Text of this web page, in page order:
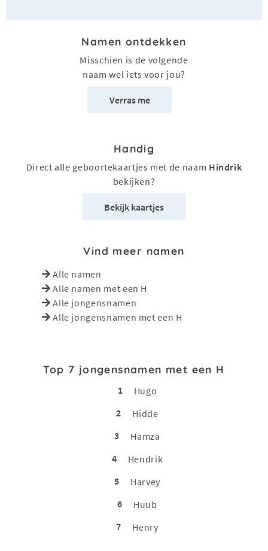
Namen ontdekken
Misschien is de volgende
naam wel iets voor jou?
Verras me
Handig
Direct alle geboortekaartjes met de naam Hindrik
bekijken?
Bekijk kaartjes
Vind meer namen
Alle namen
Alle namen met een H
Alle jongensnamen
Alle jongensnamen met een H
Top 7 jongensnamen met een H
1
Hugo
2
Hidde
3
Hamza
4
Hendrik
5
Harvey
6
Huub
7
Henry